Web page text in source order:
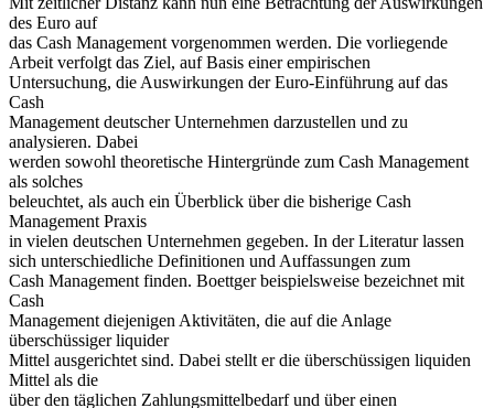
des Euro auf
das Cash Management vorgenommen werden. Die vorliegende
Arbeit verfolgt das Ziel, auf Basis einer empirischen
Untersuchung, die Auswirkungen der Euro-Einführung auf das
Cash
Management deutscher Unternehmen darzustellen und zu
analysieren. Dabei
werden sowohl theoretische Hintergründe zum Cash Management
als solches
beleuchtet, als auch ein Überblick über die bisherige Cash
Management Praxis
in vielen deutschen Unternehmen gegeben. In der Literatur lassen
sich unterschiedliche Definitionen und Auffassungen zum
Cash Management finden. Boettger beispielsweise bezeichnet mit
Cash
Management diejenigen Aktivitäten, die auf die Anlage
überschüssiger liquider
Mittel ausgerichtet sind. Dabei stellt er die überschüssigen liquiden
Mittel als die
über den täglichen Zahlungsmittelbedarf und über einen